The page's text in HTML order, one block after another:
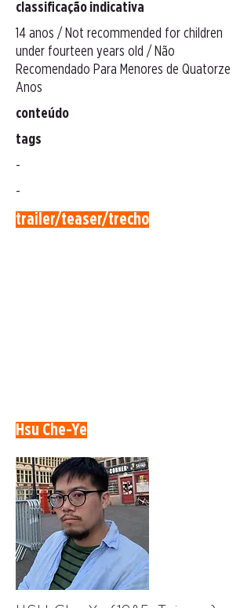
classificação indicativa
14 anos / Not recommended for children
under fourteen years old / Não
Recomendado Para Menores de Quatorze
Anos
conteúdo
tags
-
-
trailer/teaser/trecho
Hsu Che-Ye